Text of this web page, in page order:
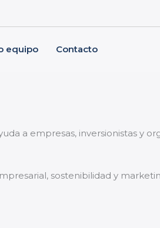
equipo Contacto
a empresas, inversionistas y
sostenibilidad y